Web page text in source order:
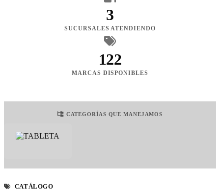
3
SUCURSALES ATENDIENDO
122
MARCAS DISPONIBLES
CATEGORÍAS QUE MANEJAMOS
CATÁLOGO